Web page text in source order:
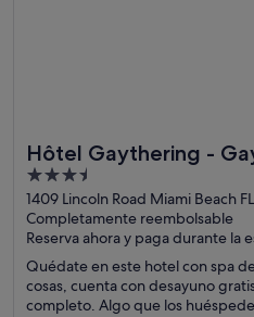
Hôtel Gaythering -
Welcome
3.5
out
of
5
1409 Lincoln Road Miami Beach FL
Completamente reembolsable
Reserva ahora y paga durante la
Quédate en este hotel con spa
cosas, cuenta con desayuno
completo. Algo que los